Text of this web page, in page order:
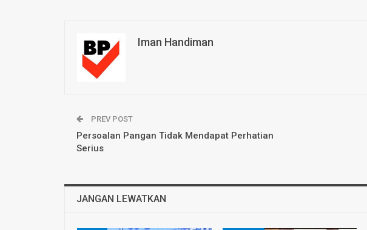
Iman Handiman
PREV POST
Persoalan Pangan Tidak Mendapat Perhatian
Serius
JANGAN LEWATKAN